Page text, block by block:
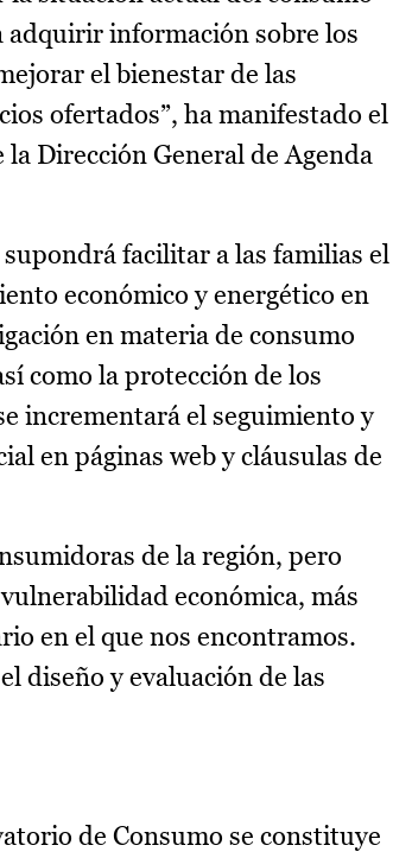
adquirir información sobre los
el bienestar de las
ofertados”, ha manifestado el
Dirección General de Agenda
facilitar a las familias el
económico y energético en
en materia de consumo
como la protección de los
incrementará el seguimiento y
en páginas web y cláusulas de
de la región, pero
económica, más
en el que nos encontramos.
diseño y evaluación de las
de Consumo se constituye